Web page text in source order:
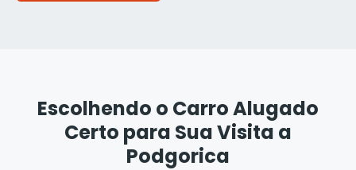
Escolhendo o Carro Alugado
Certo para Sua Visita a
Podgorica